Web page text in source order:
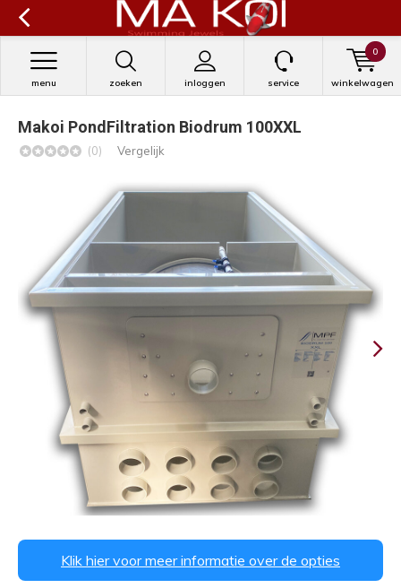
zoeken inloggen
menu service winkelwagen
0
Makoi PondFiltration Biodrum 100XXL
(0) Vergelijk
Klik hier voor meer informatie over de opties